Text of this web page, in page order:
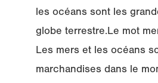
les océans sont les
globe terrestre.Le mot
Les mers et les océans
marchandises dans le